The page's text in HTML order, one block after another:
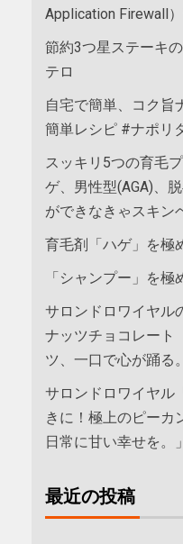
Application Firewall
節約3つ星ステーキ
テロ
自宅で簡単、コク
簡単レシピ #ナポリ
スッキリ5つの育毛
ゲ、男性型(AGA)、
ができなきゃスキン
育毛剤「ハゲ」を極
「シャンプー」を極
サロンドロワイヤル
ナッツチョコレート
ツ、一口で心が踊る
サロンドロワイヤル
きに！極上のピーカ
日常に甘い幸せを。」
最近の投稿